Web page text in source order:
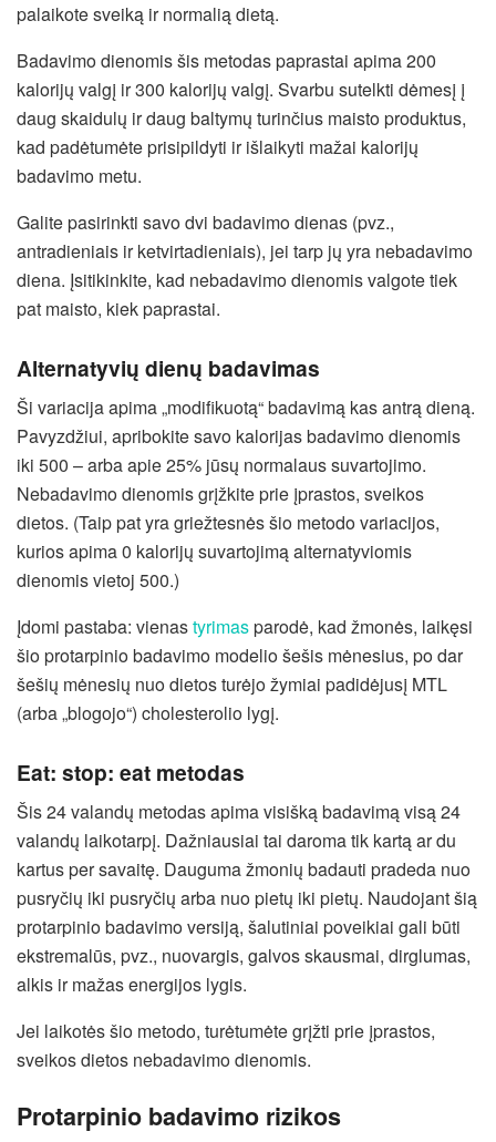
palaikote sveiką ir normalią dietą.
Badavimo dienomis šis metodas paprastai apima 200
kalorijų valgį ir 300 kalorijų valgį. Svarbu sutelkti dėmesį į
daug skaidulų ir daug baltymų turinčius maisto produktus,
kad padėtumėte prisipildyti ir išlaikyti mažai kalorijų
badavimo metu.
Galite pasirinkti savo dvi badavimo dienas (pvz.,
antradieniais ir ketvirtadieniais), jei tarp jų yra nebadavimo
diena. Įsitikinkite, kad nebadavimo dienomis valgote tiek
pat maisto, kiek paprastai.
Alternatyvių dienų badavimas
Ši variacija apima „modifikuotą“ badavimą kas antrą dieną.
Pavyzdžiui, apribokite savo kalorijas badavimo dienomis
iki 500 – arba apie 25% jūsų normalaus suvartojimo.
Nebadavimo dienomis grįžkite prie įprastos, sveikos
dietos. (Taip pat yra griežtesnės šio metodo variacijos,
kurios apima 0 kalorijų suvartojimą alternatyviomis
dienomis vietoj 500.)
Įdomi pastaba: vienastyrimasparodė, kad žmonės, laikęsi
šio protarpinio badavimo modelio šešis mėnesius, po dar
šešių mėnesių nuo dietos turėjo žymiai padidėjusį MTL
(arba „blogojo“) cholesterolio lygį.
Eat: stop: eat metodas
Šis 24 valandų metodas apima visišką badavimą visą 24
valandų laikotarpį. Dažniausiai tai daroma tik kartą ar du
kartus per savaitę. Dauguma žmonių badauti pradeda nuo
pusryčių iki pusryčių arba nuo pietų iki pietų. Naudojant šią
protarpinio badavimo versiją, šalutiniai poveikiai gali būti
ekstremalūs, pvz., nuovargis, galvos skausmai, dirglumas,
alkis ir mažas energijos lygis.
Jei laikotės šio metodo, turėtumėte grįžti prie įprastos,
sveikos dietos nebadavimo dienomis.
Protarpinio badavimo rizikos